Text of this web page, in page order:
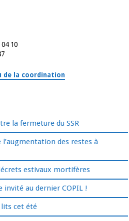
10
de la coordination
la fermeture du SSR
des restes à
estivaux mortifères
au dernier COPIL !
lits cet été